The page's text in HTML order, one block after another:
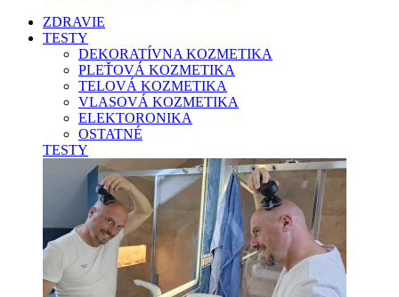
ZDRAVIE
TESTY
DEKORATÍVNA KOZMETIKA
PLEŤOVÁ KOZMETIKA
TELOVÁ KOZMETIKA
VLASOVÁ KOZMETIKA
ELEKTORONIKA
OSTATNÉ
TESTY